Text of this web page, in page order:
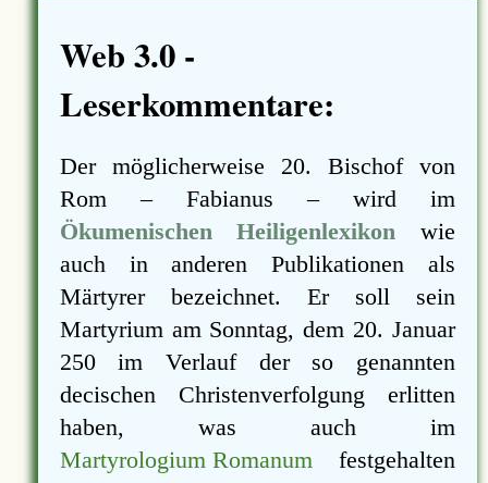
Web 3.0 -
Leserkommentare:
Der möglicherweise 20. Bischof von
Rom – Fabianus – wird im
Ökumenischen Heiligenlexikon wie
auch in anderen Publikationen als
Märtyrer bezeichnet. Er soll sein
Martyrium am Sonntag, dem 20. Januar
250 im Verlauf der so genannten
decischen Christenverfolgung erlitten
haben, was auch im
Martyrologium Romanum festgehalten